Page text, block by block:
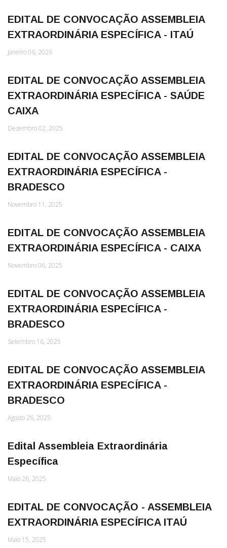
EDITAL DE CONVOCAÇÃO ASSEMBLEIA
EXTRAORDINÁRIA ESPECÍFICA - ITAÚ
Janeiro 06, 2026
EDITAL DE CONVOCAÇÃO ASSEMBLEIA
EXTRAORDINÁRIA ESPECÍFICA - SAÚDE
CAIXA
Dezembro 02, 2025
EDITAL DE CONVOCAÇÃO ASSEMBLEIA
EXTRAORDINÁRIA ESPECÍFICA -
BRADESCO
Novembro 11, 2025
EDITAL DE CONVOCAÇÃO ASSEMBLEIA
EXTRAORDINÁRIA ESPECÍFICA - CAIXA
Novembro 06, 2025
EDITAL DE CONVOCAÇÃO ASSEMBLEIA
EXTRAORDINÁRIA ESPECÍFICA -
BRADESCO
Setembro 16, 2025
EDITAL DE CONVOCAÇÃO ASSEMBLEIA
EXTRAORDINÁRIA ESPECÍFICA -
BRADESCO
Agosto 26, 2025
Edital Assembleia Extraordinária
Específica
Maio 26, 2025
EDITAL DE CONVOCAÇÃO - ASSEMBLEIA
EXTRAORDINÁRIA ESPECÍFICA ITAÚ
Maio 15, 2025